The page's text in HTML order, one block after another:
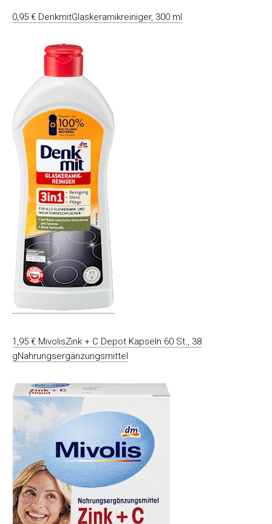
0,95 € DenkmitGlaskeramikreiniger, 300 ml
1,95 € MivolisZink + C Depot Kapseln 60 St., 38
gNahrungsergänzungsmittel